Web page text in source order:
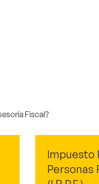
Fiscal?
Impuesto
Personas